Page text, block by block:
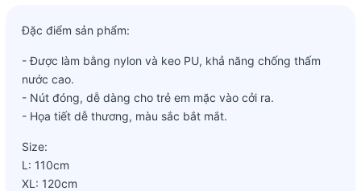
Đặc điểm sản phẩm:
- Được làm bằng nylon và keo PU, khả năng chống thấm
nước cao.
- Nút đóng, dễ dàng cho trẻ em mặc vào cởi ra.
- Họa tiết dễ thương, màu sắc bắt mắt.
Size:
L: 110cm
XL: 120cm